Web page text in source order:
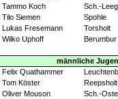
Tammo Koch Sch.-
Tilo Siemen Spohle
Lukas Fresemann Torsholt
Wilko Uphoff Berumbur
männliche
Felix Quathammer
Tom Köster Reepsholt
Oliver Mouson Sch.-